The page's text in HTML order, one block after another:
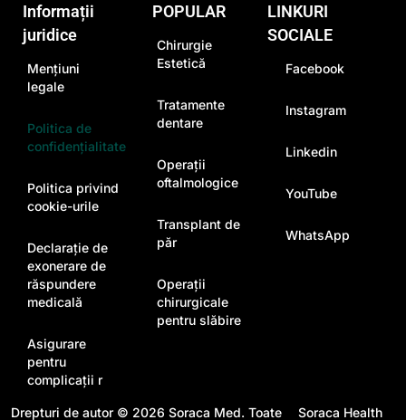
Informații
juridice
Mențiuni
legale
Politica de
confidențialitate
Politica privind
cookie-urile
Declarație de
exonerare de
răspundere
medicală
Asigurare
pentru
complicații r
POPULAR
Chirurgie
Estetică
Tratamente
dentare
Operații
oftalmologice
Transplant de
păr
Operații
chirurgicale
pentru slăbire
LINKURI
SOCIALE
Facebook
Instagram
Linkedin
YouTube
WhatsApp
Drepturi de autor © 2026Soraca Med. Toate Soraca Health